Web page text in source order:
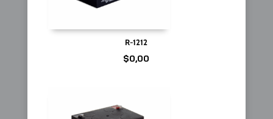
R-1212
$0,00